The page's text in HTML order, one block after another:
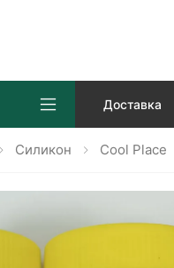
Доставка
Силикон Cool Place